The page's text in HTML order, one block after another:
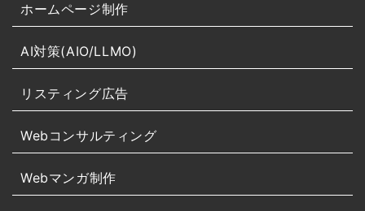
ホームページ制作
AI対策(AIO/LLMO)
リスティング広告
Webコンサルティング
Webマンガ制作